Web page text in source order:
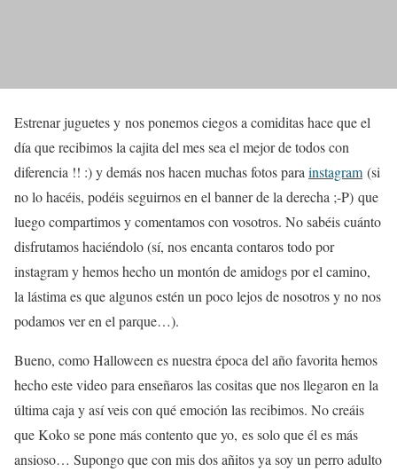
Estrenar juguetes y nos ponemos ciegos a comiditas hace que el
día que recibimos la cajita del mes sea el mejor de todos con
diferencia !! :) y demás nos hacen muchas fotos para instagram (si
no lo hacéis, podéis seguirnos en el banner de la derecha ;-P) que
luego compartimos y comentamos con vosotros. No sabéis cuánto
disfrutamos haciéndolo (sí, nos encanta contaros todo por
instagram y hemos hecho un montón de amidogs por el camino,
la lástima es que algunos estén un poco lejos de nosotros y no nos
podamos ver en el parque…).
Bueno, como Halloween es nuestra época del año favorita hemos
hecho este video para enseñaros las cositas que nos llegaron en la
última caja y así veis con qué emoción las recibimos. No creáis
que Koko se pone más contento que yo, es solo que él es más
ansioso… Supongo que con mis dos añitos ya soy un perro adulto